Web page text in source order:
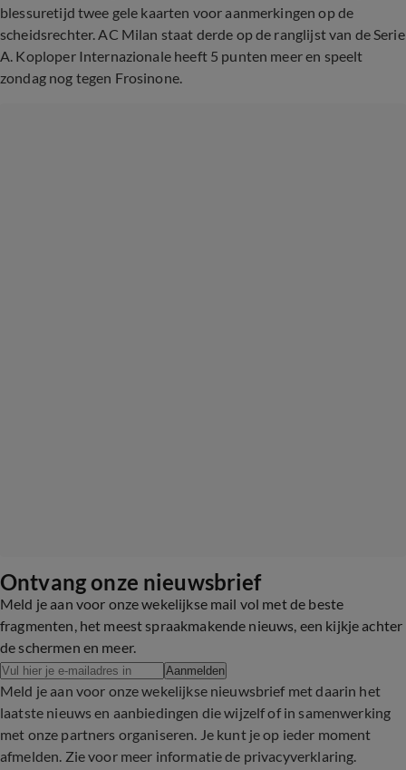
blessuretijd twee gele kaarten voor aanmerkingen op de
scheidsrechter. AC Milan staat derde op de ranglijst van de Serie
A. Koploper Internazionale heeft 5 punten meer en speelt
zondag nog tegen Frosinone.
Ontvang onze nieuwsbrief
Meld je aan voor onze wekelijkse mail vol met de beste
fragmenten, het meest spraakmakende nieuws, een kijkje achter
de schermen en meer.
Aanmelden
Meld je aan voor onze wekelijkse nieuwsbrief met daarin het
laatste nieuws en aanbiedingen die wijzelf of in samenwerking
met onze partners organiseren. Je kunt je op ieder moment
afmelden. Zie voor meer informatie de privacyverklaring.